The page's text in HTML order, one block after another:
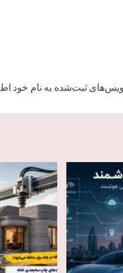
ثبت‌شده به نام خود